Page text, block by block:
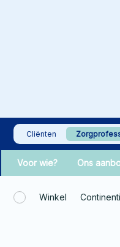
Cliënten
Voor wie? Ons
Winkel